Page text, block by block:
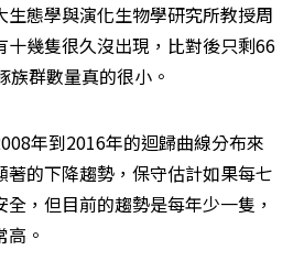
態學與演化生物學研究所教授周
十幾隻很久沒出現，比對後只剩66
族群數量真的很小。
年到2016年的迴歸曲線分布來
的下降趨勢，保守估計如果每七
，但目前的趨勢是每年少一隻，
。